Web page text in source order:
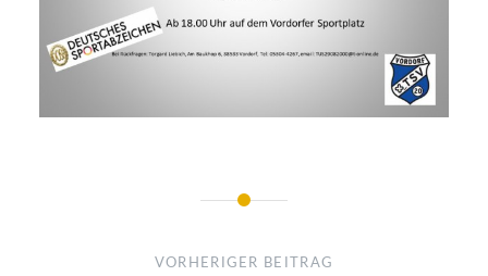
Beitragsnavigation
VORHERIGER BEITRAG